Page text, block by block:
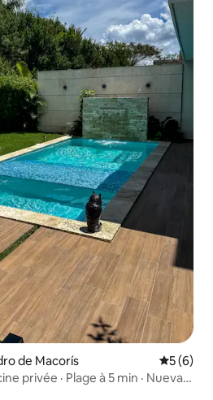
de Macorís
5 (6)
privée · Plage à 5 min · Nueva